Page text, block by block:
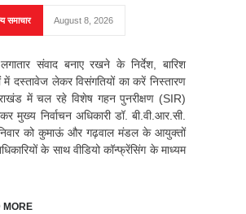
समाचार August 8, 2026
संवाद बनाए रखने के निर्देश, बारिश
में दस्तावेज लेकर विसंगतियों का करें निस्तारण
में चल रहे विशेष गहन पुनरीक्षण (SIR)
मुख्य निर्वाचन अधिकारी डॉ. बी.वी.आर.सी.
को कुमाऊं और गढ़वाल मंडल के आयुक्तों
के साथ वीडियो कॉन्फ्रेंसिंग के माध्यम
MORE